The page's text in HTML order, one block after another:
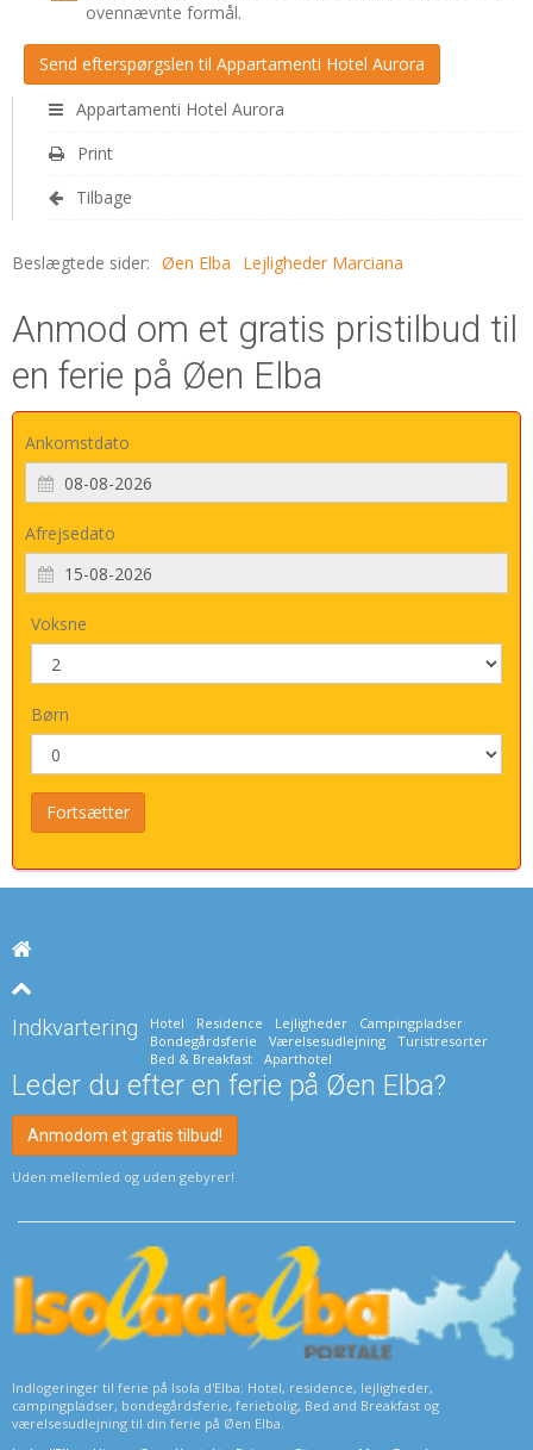
ovennævnte formål.
Appartamenti Hotel Aurora
Print
Tilbage
Beslægtede sider: Øen Elba Lejligheder Marciana
Anmod om et gratis pristilbud til
en ferie på Øen Elba
Ankomstdato
Afrejsedato
Voksne
Børn
Indkvartering Hotel Residence Lejligheder
Campingpladser
Bondegårdsferie
Værelsesudlejning
Turistresorter
Bed & Breakfast
Aparthotel
Leder du efter en ferie på Øen Elba?
Anmodom et gratis tilbud!
Uden mellemled og uden gebyrer!
Indlogeringer til ferie på Isola d'Elba: Hotel, residence, lejligheder,
campingpladser, bondegårdsferie, feriebolig, Bed and Breakfast og
værelsesudlejning til din ferie på Øen Elba.